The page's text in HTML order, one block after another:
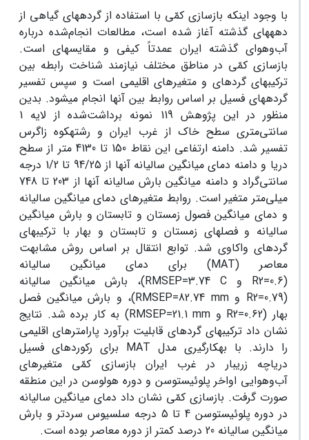
با وجود اینکه بازسازی کمّی با استفاده از گرده‏های گیاهی از
دهه‏های گذشته آغاز شده است، مطالعات انجام‌شده درباره
آب‌وهوای گذشته ایران عمدتاً کیفی و مقایسه‏ای است.
بازسازی کمّی در مناطق مختلف نیازمند شناخت رابطه بین
ترکیب‏های گرده‏‏ای و متغیرهای اقلیمی است و سپس تفسیر
گرده‏های فسیل بر اساس روابط بین آن‏ها انجام می‏شود. بدین
منظور در این پژوهش 119 نمونه برداشت‌شده از لایه 1
سانتی‌متری سطح خاک از غرب ایران و رشته‏کوه زاگرس
تفسیر شد. دامنه ارتفاعی این نقاط 150 تا 4130 متر از سطح
دریا و دامنه دمای میانگین سالیانه آن‏ها از 94/25 تا 1/2 درجه
سانتی‌گراد و دامنه میانگین بارش سالیانه آن‏ها از 203 تا 748
میلی‌متر متغیر است. روابط متغیرهای دمای میانگین سالیانه
و دمای میانگین فصول زمستان و تابستان و بارش میانگین
سالیانه و فصل‏های زمستان و تابستان و بهار با ترکیب‏های
گرده‏ای واکاوی شد. توابع انتقال بر اساس روش مشابهت
معاصر (MAT) برای دمای میانگین سالیانه
(
R2=0.6 و RMSEP=3.74 C)، بارش میانگین سالیانه
(
R2=0.79 وRMSEP=82.74 mm)، و بارش میانگین فصل
بهار (R2=0.62 و RMSEP=21.1 mm) به‏ کار برده شد. نتایج
نشان داد ترکیب‏های گرده‏ای قابلیت برآورد پارامترهای اقلیمی
را دارند. با به‏کارگیری مدل MAT برای رکورد‏های فسیل
دریاچه زریبار در غرب ایران بازسازی کمّی متغیرهای
آب‌وهوایی اواخر پلوئیستوسن و دوره هولوسن در این منطقه
صورت گرفت. بازسازی کمّی نشان ‏داد دمای میانگین سالیانه
در دوره پلوئیستوسن 4 تا 5 درجه سلسیوس سردتر و بارش
میانگین سالیانه 20 درصد کمتر از دوره معاصر بوده است.